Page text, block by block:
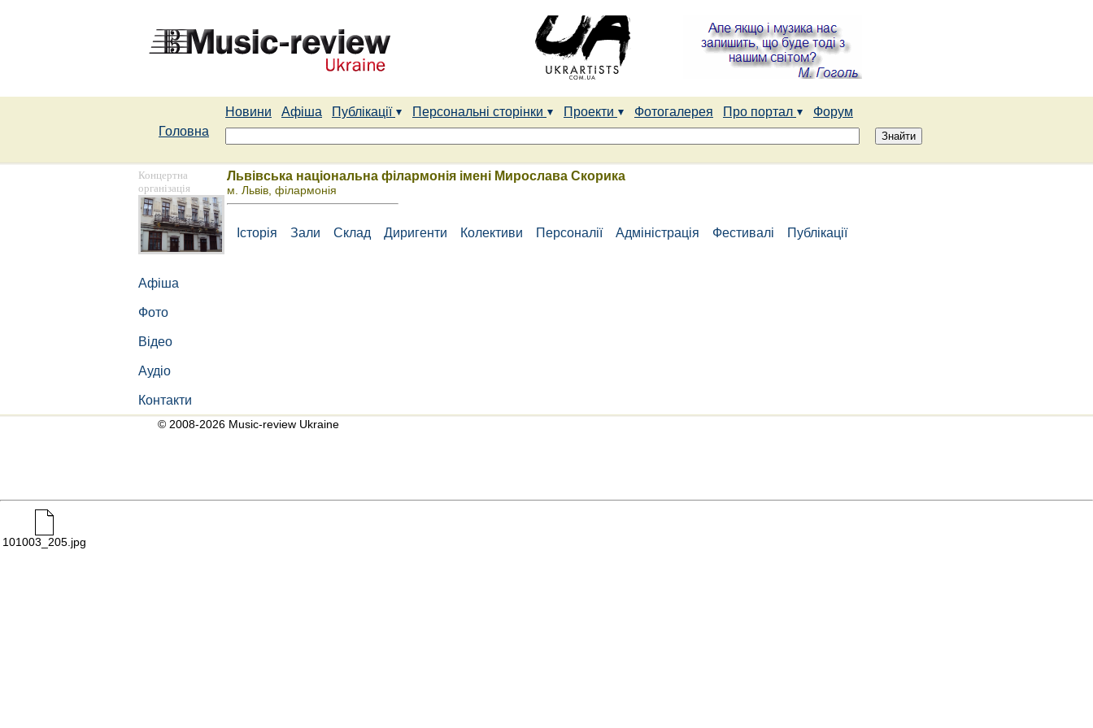
Новини Афіша Публікації Персональні сторінки Проекти Фотогалерея Про портал
Форум
Головна
Концертна
організація
Афіша
Фото
Відео
Аудіо
Контакти
Львівська національна філармонія імені Мирослава Скорика
м. Львів, філармонія
Історія Зали Склад Диригенти Колективи Персоналії Адміністрація Фестивалі Публікації
© 2008-2026 Music-review Ukraine
101003_205.jpg